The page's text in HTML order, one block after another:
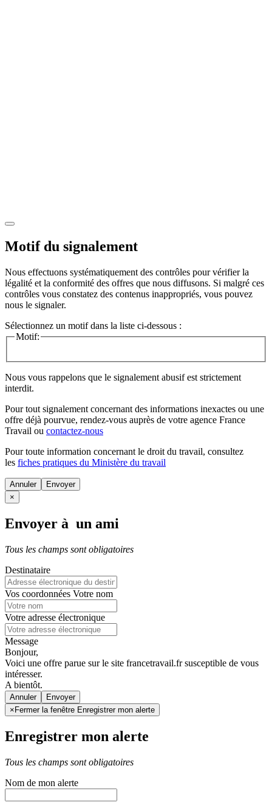
Motif du signalement
Nous effectuons systématiquement des contrôles pour vérifier la
légalité et la conformité des offres que nous diffusons. Si malgré ces
contrôles vous constatez des contenus inappropriés, vous pouvez
nous le signaler.
Sélectionnez un motif dans la liste ci-dessous :
Motif:
Nous vous rappelons que le signalement abusif est strictement
interdit.
Pour tout signalement concernant des informations inexactes ou une
offre déjà pourvue, rendez-vous auprès de votre agence France
Travail ou contactez-nous
Pour toute information concernant le droit du travail, consultez
les fiches pratiques du Ministère du travail
Annuler
×
Envoyer à un ami
Tous les champs sont obligatoires
Destinataire
Vos coordonnées Votre nom
Votre adresse électronique
Message
Bonjour,
Voici une offre parue sur le site francetravail.fr susceptible de vous
intéresser.
A bientôt.
Annuler
× Fermer la fenêtre Enregistrer mon alerte
Enregistrer mon alerte
Tous les champs sont obligatoires
Nom de mon alerte